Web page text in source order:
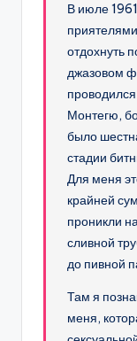
В июле
отдохнуть
джазовом
Монтегю,
было
стадии
Для меня
крайней
проникли
сливной
до пивной
Там я
меня,